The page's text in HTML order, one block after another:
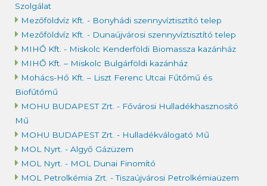
Szolgálat
Mezőföldvíz Kft. - Bonyhádi szennyvíztisztító telep
Mezőföldvíz Kft. - Dunaújvárosi szennyvíztisztító telep
MIHŐ Kft. - Miskolc Kenderföldi Biomassza kazánház
MIHŐ Kft. – Miskolc Bulgárföldi kazánház
Mohács-Hő Kft. – Liszt Ferenc Utcai Fűtőmű és
Biofűtőmű
MOHU BUDAPEST Zrt. - Fővárosi Hulladékhasznosító
Mű
MOHU BUDAPEST Zrt. - Hulladékválogató Mű
MOL Nyrt. - Algyő Gázüzem
MOL Nyrt. - MOL Dunai Finomító
MOL Petrolkémia Zrt. - Tiszaújvárosi Petrolkémiaüzem